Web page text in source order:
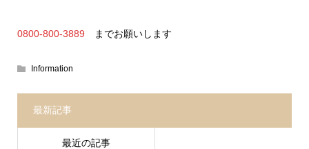
0800-800-3889 までお願いします
Information
最新記事
最近の記事